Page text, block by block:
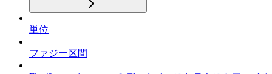
単位
ファジー区間